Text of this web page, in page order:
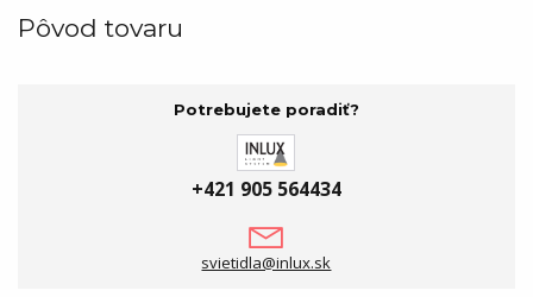
Pôvod tovaru
Potrebujete poradiť?
+421 905 564434
svietidla@inlux.sk